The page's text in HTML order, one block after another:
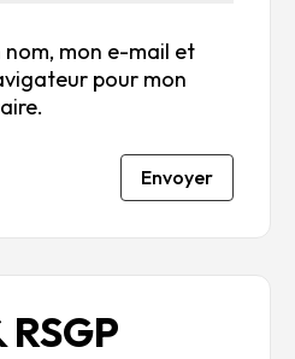
mon e-mail et
pour mon
Envoyer